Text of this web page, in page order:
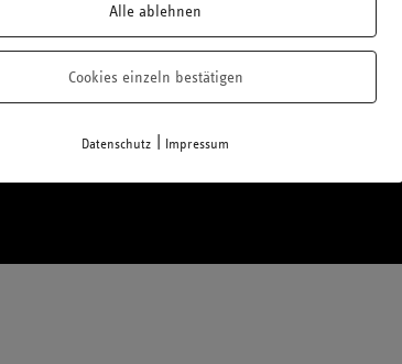
02 21 / 95 74 94-0
Alle ablehnen
Cookies einzeln bestätigen
Datenschutz Impressum